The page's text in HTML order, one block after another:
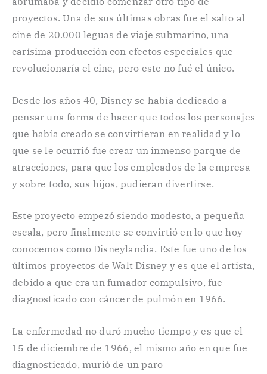
proyectos. Una de sus últimas obras fue el salto al
cine de 20.000 leguas de viaje submarino, una
carísima producción con efectos especiales que
revolucionaría el cine, pero este no fué el único.
Desde los años 40, Disney se había dedicado a
pensar una forma de hacer que todos los personajes
que había creado se convirtieran en realidad y lo
que se le ocurrió fue crear un inmenso parque de
atracciones, para que los empleados de la empresa
y sobre todo, sus hijos, pudieran divertirse.
Este proyecto empezó siendo modesto, a pequeña
escala, pero finalmente se convirtió en lo que hoy
conocemos como Disneylandia. Este fue uno de los
últimos proyectos de Walt Disney y es que el artista,
debido a que era un fumador compulsivo, fue
diagnosticado con cáncer de pulmón en 1966.
La enfermedad no duró mucho tiempo y es que el
15 de diciembre de 1966, el mismo año en que fue
diagnosticado, murió de un paro